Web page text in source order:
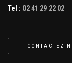
Tel : 02 41 29 22 02
CONTACTEZ-